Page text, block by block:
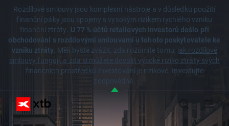
Rozdílové smlouvy jsou komplexní nástroje a v důsledku použití
finanční páky jsou spojeny s vysokým rizikem rychlého vzniku
finanční ztráty. U 77 % účtů retailových investorů došlo při
obchodování s rozdílovými smlouvami u tohoto poskytovatele ke
vzniku ztráty. Měli byste zvážit, zda rozumíte tomu, jak rozdílové
smlouvy fungují, a zda si můžete dovolit vysoké riziko ztráty svých
finančních prostředků.Investování je rizikové. Investujte
zodpovědně.